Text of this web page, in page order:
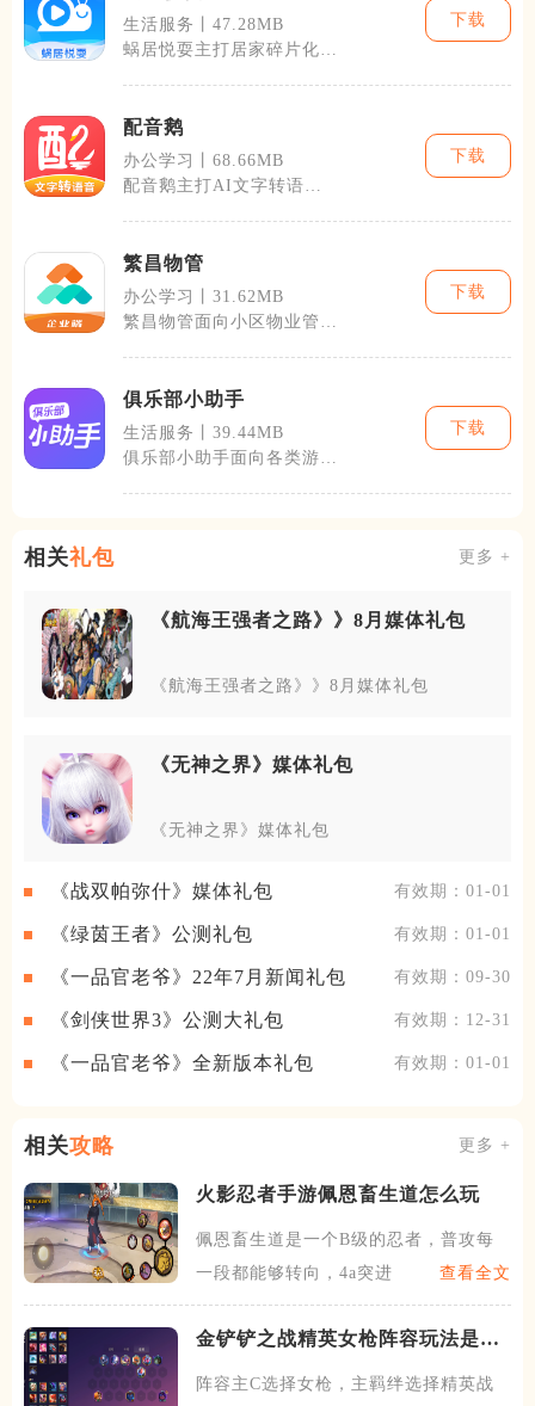
生活服务丨47.28MB
蜗居悦耍主打居家碎片化休
下载
配音鹅
办公学习丨68.66MB
配音鹅主打AI文字转语音
下载
繁昌物管
办公学习丨31.62MB
繁昌物管面向小区物业管理
下载
俱乐部小助手
生活服务丨39.44MB
俱乐部小助手面向各类游戏
下载
相关礼包 更多 +
《航海王强者之路》》8月媒体礼包
《航海王强者之路》》8月媒体礼包
《无神之界》媒体礼包
《无神之界》媒体礼包
《战双帕弥什》媒体礼包 有效期：01-01
《绿茵王者》公测礼包 有效期：01-01
《一品官老爷》22年7月新闻礼包 有效期：09-30
《剑侠世界3》公测大礼包 有效期：12-31
《一品官老爷》全新版本礼包 有效期：01-01
相关攻略 更多 +
火影忍者手游佩恩畜生道怎么玩
佩恩畜生道是一个B级的忍者，普攻每
一段都能够转向，4a突进带
查看全文
金铲铲之战精英女枪阵容玩法是什
阵容主C选择女枪，主羁绊选择精英战